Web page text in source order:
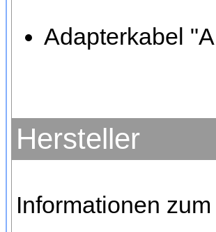
Adapterkabel
Hersteller
Informationen